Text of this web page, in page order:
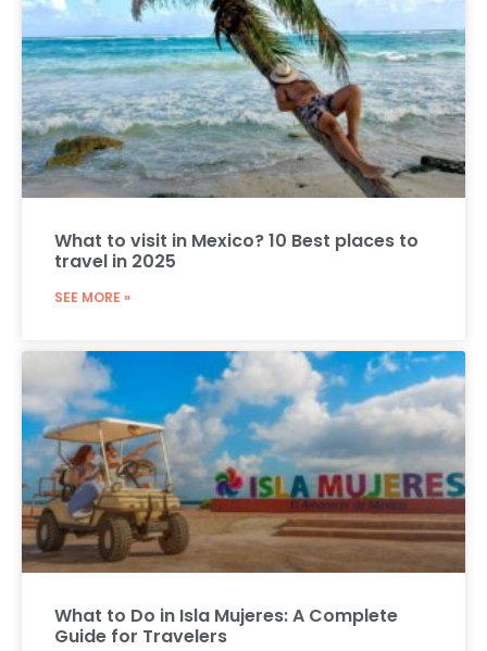
What to visit in Mexico? 10 Best places to
travel in 2025
SEE MORE »
What to Do in Isla Mujeres: A Complete
Guide for Travelers